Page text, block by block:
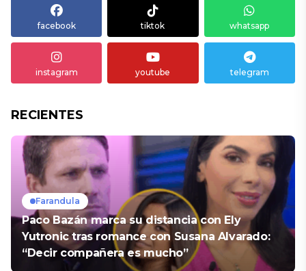
facebook tiktok whatsapp
instagram youtube telegram
RECIENTES
Farandula
Paco Bazán marca su distancia con Ely
Yutronic tras romance con Susana Alvarado:
“Decir compañera es mucho”